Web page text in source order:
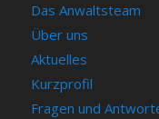
Das Anwaltsteam
Über uns
Aktuelles
Kurzprofil
Fragen und